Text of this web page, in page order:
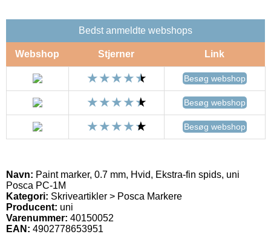
Bedst anmeldte webshops
Webshop Stjerner Link
Besøg webshop
Besøg webshop
Besøg webshop
Navn: Paint marker, 0.7 mm, Hvid, Ekstra-fin spids, uni
Posca PC-1M
Kategori: Skriveartikler > Posca Markere
Producent: uni
Varenummer: 40150052
EAN: 4902778653951